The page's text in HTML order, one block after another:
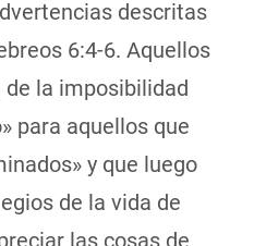
descritas
6:4-6. Aquellos
la imposibilidad
para aquellos que
y que luego
de la vida de